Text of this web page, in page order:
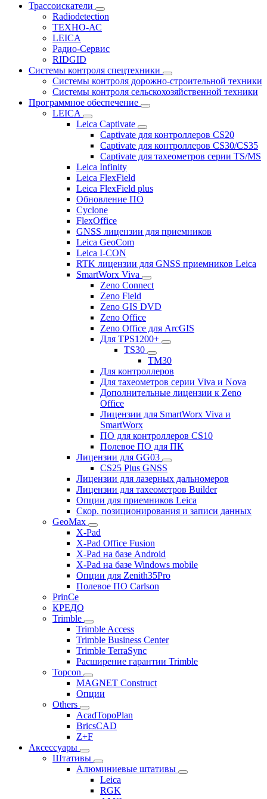
Трассоискатели
Radiodetection
ТЕХНО-АС
LEICA
Радио-Сервис
RIDGID
Системы контроля спецтехники
Системы контроля дорожно-строительной техники
Системы контроля сельскохозяйственной техники
Программное обеспечение
LEICA
Leica Captivate
Captivate для контроллеров CS20
Captivate для контроллеров CS30/CS35
Captivate для тахеометров серии TS/MS
Leica Infinity
Leica FlexField
Leica FlexField plus
Обновление ПО
Cyclone
FlexOffice
GNSS лицензии для приемников
Leica GeoCom
Leica I-CON
RTK лицензии для GNSS приемников Leica
SmartWorx Viva
Zeno Connect
Zeno Field
Zeno GIS DVD
Zeno Office
Zeno Office для ArcGIS
Для TPS1200+
TS30
TM30
Для контроллеров
Для тахеометров серии Viva и Nova
Дополнительные лицензии к Zeno
Office
Лицензии для SmartWorx Viva и
SmartWorx
ПО для контроллеров CS10
Полевое ПО для ПК
Лицензии для GG03
CS25 Plus GNSS
Лицензии для лазерных дальномеров
Лицензии для тахеометров Builder
Опции для приемников Leica
Скор. позиционирования и записи данных
GeoMax
X-Pad
X-Pad Office Fusion
X-Pad на базе Android
X-Pad на базе Windows mobile
Опции для Zenith35Pro
Полевое ПО Carlson
PrinCe
КРЕДО
Trimble
Trimble Access
Trimble Business Center
Trimble TerraSync
Расширение гарантии Trimble
Topcon
MAGNET Construct
Опции
Others
AcadTopoPlan
BricsCAD
Z+F
Аксессуары
Штативы
Алюминиевые штативы
Leica
RGK